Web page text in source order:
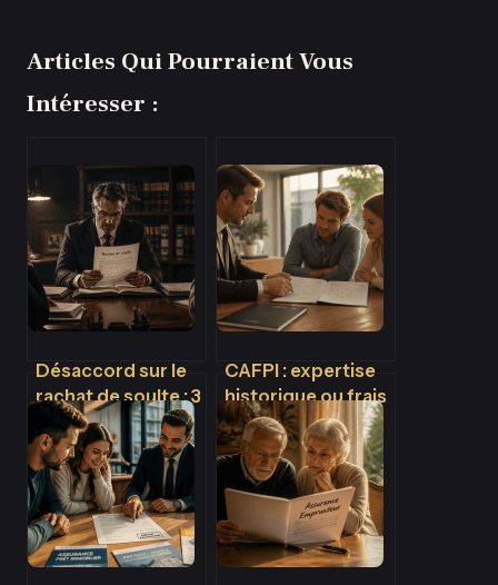
Articles Qui Pourraient Vous
Intéresser :
Désaccord sur le
rachat de soulte : 3
méthodes pour
débloquer votre
situation
CAFPI : expertise
historique ou frais
de dossier
excessifs ?